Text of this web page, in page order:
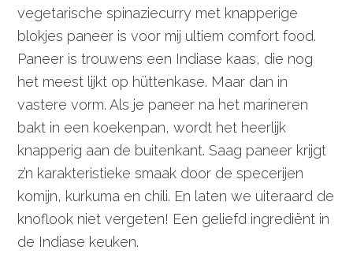
vegetarische spinaziecurry met knapperige
blokjes paneer is voor mij ultiem comfort food.
Paneer is trouwens een Indiase kaas, die nog
het meest lijkt op hüttenkase. Maar dan in
vastere vorm. Als je paneer na het marineren
bakt in een koekenpan, wordt het heerlijk
knapperig aan de buitenkant. Saag paneer krijgt
z’n karakteristieke smaak door de specerijen
komijn, kurkuma en chili. En laten we uiteraard de
knoflook niet vergeten! Een geliefd ingrediënt in
de Indiase keuken.